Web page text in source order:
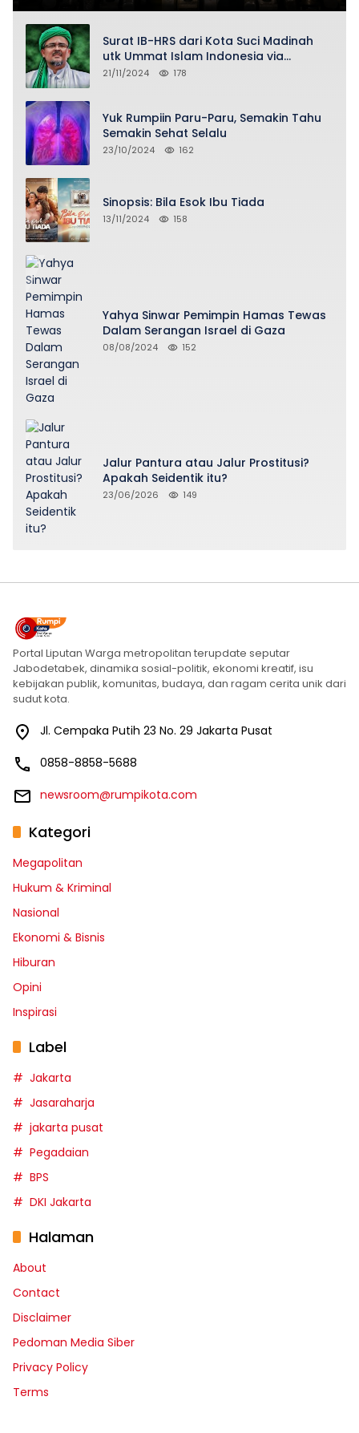
Surat IB-HRS dari Kota Suci Madinah
utk Ummat Islam Indonesia via
Penasihat DPP FPI Asy-Syeikh KH Buya
21/11/2024 178
Yuk Rumpiin Paru-Paru, Semakin Tahu
Semakin Sehat Selalu
23/10/2024 162
Sinopsis: Bila Esok Ibu Tiada
13/11/2024 158
Yahya Sinwar Pemimpin Hamas Tewas
Dalam Serangan Israel di Gaza
08/08/2024 152
Jalur Pantura atau Jalur Prostitusi?
Apakah Seidentik itu?
23/06/2026 149
Portal Liputan Warga metropolitan terupdate seputar
Jabodetabek, dinamika sosial-politik, ekonomi kreatif, isu
kebijakan publik, komunitas, budaya, dan ragam cerita unik dari
sudut kota.
Jl. Cempaka Putih 23 No. 29 Jakarta Pusat
0858-8858-5688
newsroom@rumpikota.com
Kategori
Megapolitan
Hukum & Kriminal
Nasional
Ekonomi & Bisnis
Hiburan
Opini
Inspirasi
Label
Jakarta
Jasaraharja
jakarta pusat
Pegadaian
BPS
DKI Jakarta
Halaman
About
Contact
Disclaimer
Pedoman Media Siber
Privacy Policy
Terms